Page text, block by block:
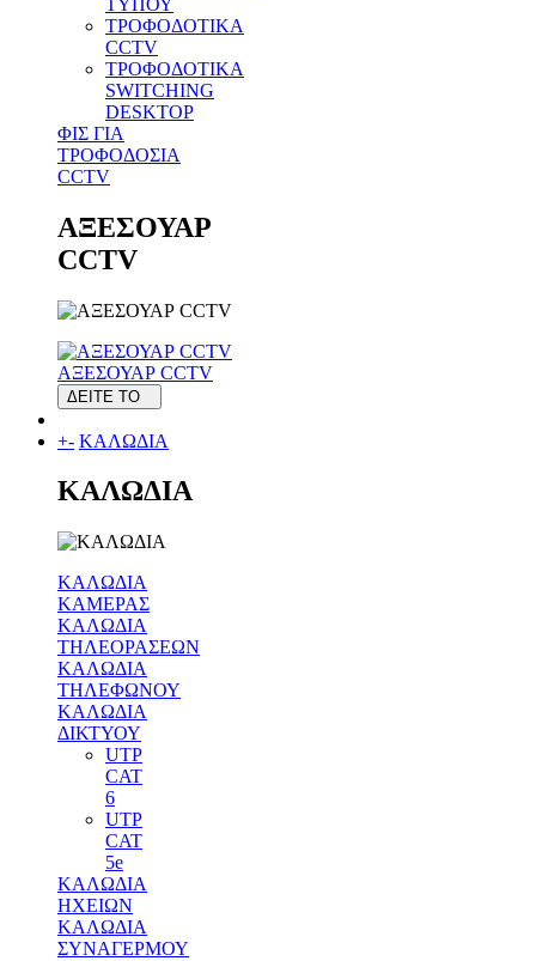
ΤΡΟΦΟΔΟΤΙΚΑ
CCTV
ΤΡΟΦΟΔΟΤΙΚΑ
SWITCHING
DESKTOP
ΦΙΣ ΓΙΑ
ΤΡΟΦΟΔΟΣΙΑ
CCTV
ΑΞΕΣΟΥΑΡ
CCTV
ΑΞΕΣΟΥΑΡ CCTV
ΔΕΙΤΕ ΤΟ
+- ΚΑΛΩΔΙΑ
ΚΑΛΩΔΙΑ
ΚΑΛΩΔΙΑ
ΚΑΜΕΡΑΣ
ΚΑΛΩΔΙΑ
ΤΗΛΕΟΡΑΣΕΩΝ
ΚΑΛΩΔΙΑ
ΤΗΛΕΦΩΝΟΥ
ΚΑΛΩΔΙΑ
ΔΙΚΤΥΟΥ
UTP
CAT
6
UTP
CAT
5e
ΚΑΛΩΔΙΑ
ΗΧΕΙΩΝ
ΚΑΛΩΔΙΑ
ΣΥΝΑΓΕΡΜΟΥ